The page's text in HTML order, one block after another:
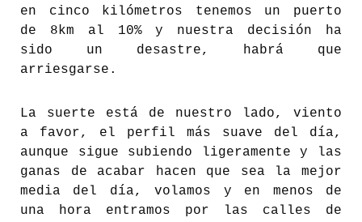
en cinco kilómetros tenemos un puerto
de 8km al 10% y nuestra decisión ha
sido un desastre, habrá que
arriesgarse.
La suerte está de nuestro lado, viento
a favor, el perfil más suave del día,
aunque sigue subiendo ligeramente y las
ganas de acabar hacen que sea la mejor
media del día, volamos y en menos de
una hora entramos por las calles de